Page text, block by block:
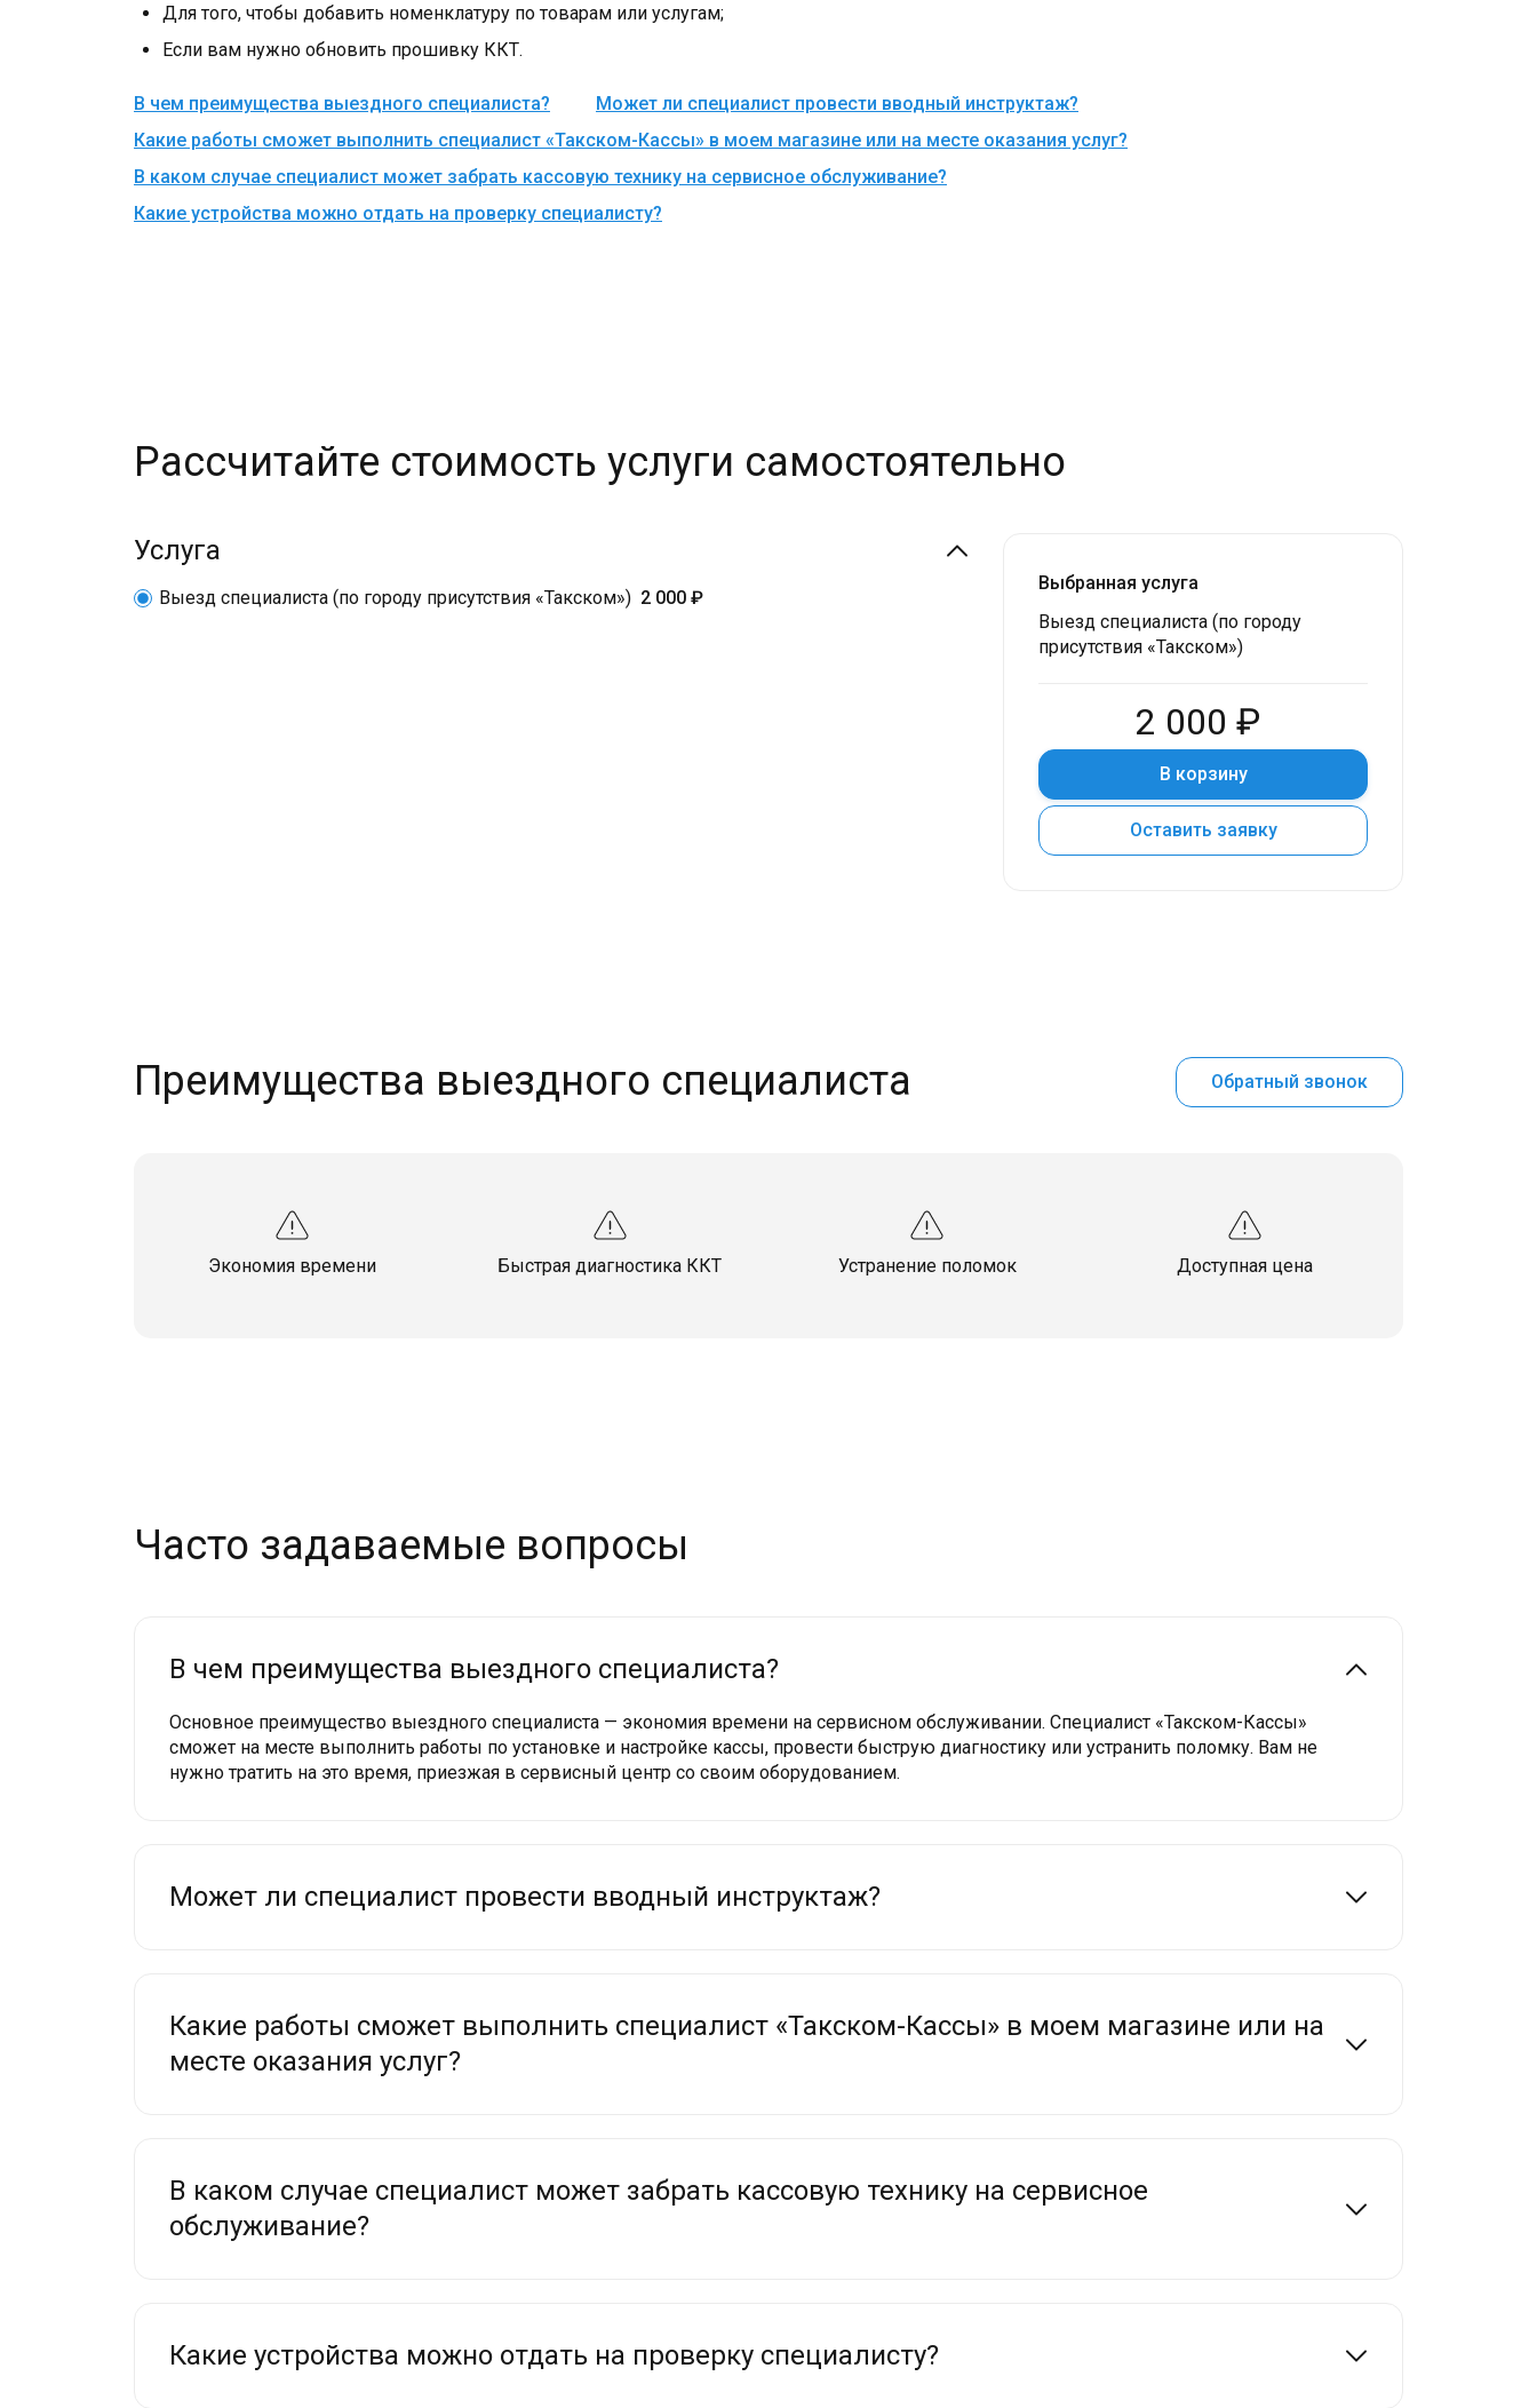
Для того, чтобы добавить номенклатуру по товарам или услугам;
Если вам нужно обновить прошивку ККТ.
В чем преимущества выездного специалиста?
Может ли специалист провести вводный инструктаж?
Какие работы сможет выполнить специалист «Такском-Кассы» в моем магазине или на месте оказания услуг?
В каком случае специалист может забрать кассовую технику на сервисное обслуживание?
Какие устройства можно отдать на проверку специалисту?
Рассчитайте стоимость услуги самостоятельно
Услуга
Выезд специалиста (по городу присутствия «Такском») 2 000 ₽
Выбранная услуга
Выезд специалиста (по городу
присутствия «Такском»)
2 000 ₽
В корзину
Оставить заявку
Преимущества выездного специалиста Обратный звонок
Экономия времени Быстрая диагностика ККТ Устранение поломок Доступная цена
Часто задаваемые вопросы
В чем преимущества выездного специалиста?
Основное преимущество выездного специалиста — экономия времени на сервисном обслуживании. Специалист «Такском-Кассы»
сможет на месте выполнить работы по установке и настройке кассы, провести быструю диагностику или устранить поломку. Вам не
нужно тратить на это время, приезжая в сервисный центр со своим оборудованием.
Может ли специалист провести вводный инструктаж?
Какие работы сможет выполнить специалист «Такском-Кассы» в моем магазине или на
месте оказания услуг?
В каком случае специалист может забрать кассовую технику на сервисное
обслуживание?
Какие устройства можно отдать на проверку специалисту?